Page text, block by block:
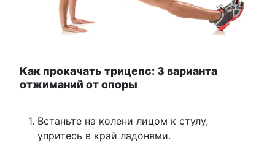
Как прокачать трицепс: 3 варианта
отжиманий от опоры
Встаньте на колени лицом к стулу,
упритесь в край ладонями.